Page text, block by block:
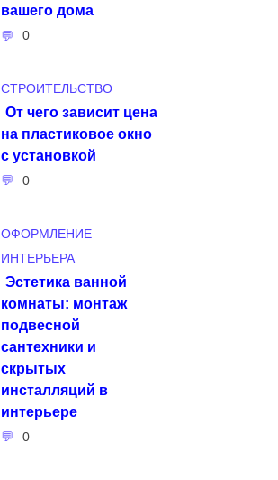
вашего дома
0
СТРОИТЕЛЬСТВО
От чего зависит цена
на пластиковое окно
с установкой
0
ОФОРМЛЕНИЕ
ИНТЕРЬЕРА
Эстетика ванной
комнаты: монтаж
подвесной
сантехники и
скрытых
инсталляций в
интерьере
0